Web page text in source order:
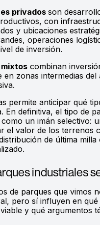
privados son
con
y ubicaciones
operaciones
de inversión.
combinan
en zonas intermedias
permite anticipar qué
En definitiva, el tipo de
un imán selectivo:
el valor de los terrenos
de última milla
industriales
de parques que vimos
pero sí influyen en
y qué argumentos